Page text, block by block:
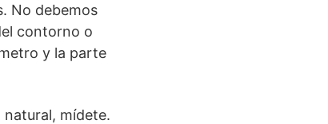
No debemos
contorno o
y la parte
mídete.